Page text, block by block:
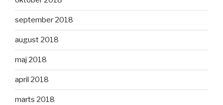
september 2018
august 2018
maj 2018
april 2018
marts 2018